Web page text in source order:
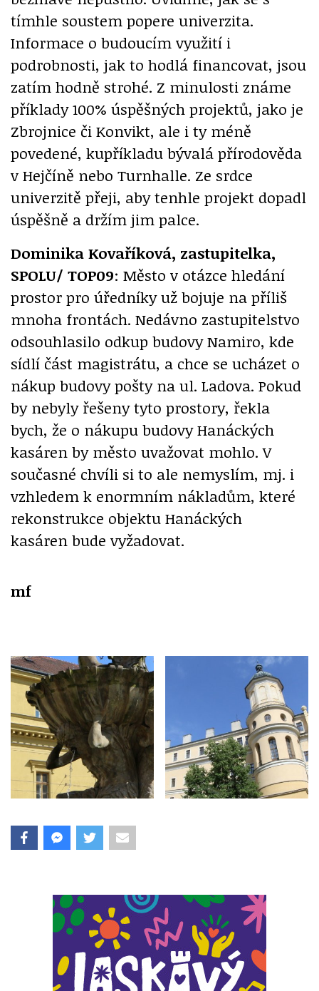
tímhle soustem popere univerzita.
Informace o budoucím využití i
podrobnosti, jak to hodlá financovat, jsou
zatím hodně strohé. Z minulosti známe
příklady 100% úspěšných projektů, jako je
Zbrojnice či Konvikt, ale i ty méně
povedené, kupříkladu bývalá přírodověda
v Hejčíně nebo Turnhalle. Ze srdce
univerzitě přeji, aby tenhle projekt dopadl
úspěšně a držím jim palce.
Dominika Kovaříková, zastupitelka,
SPOLU/ TOP09: Město v otázce hledání
prostor pro úředníky už bojuje na příliš
mnoha frontách. Nedávno zastupitelstvo
odsouhlasilo odkup budovy Namiro, kde
sídlí část magistrátu, a chce se ucházet o
nákup budovy pošty na ul. Ladova. Pokud
by nebyly řešeny tyto prostory, řekla
bych, že o nákupu budovy Hanáckých
kasáren by město uvažovat mohlo. V
současné chvíli si to ale nemyslím, mj. i
vzhledem k enormním nákladům, které
rekonstrukce objektu Hanáckých
kasáren bude vyžadovat.
mf